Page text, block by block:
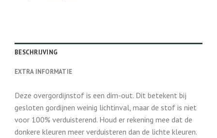
BESCHRIJVING
EXTRA INFORMATIE
Deze overgordijnstof is een dim-out. Dit betekent bij
gesloten gordijnen weinig lichtinval, maar de stof is niet
voor 100% verduisterend. Houd er rekening mee dat de
donkere kleuren meer verduisteren dan de lichte kleuren.